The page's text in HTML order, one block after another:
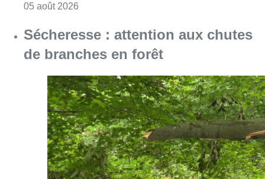
05 août 2026
Sécheresse : attention aux chutes
de branches en forêt